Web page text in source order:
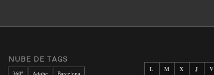
NUBE DE TAGS
360º Adobe
Barcelona
L
M X J V